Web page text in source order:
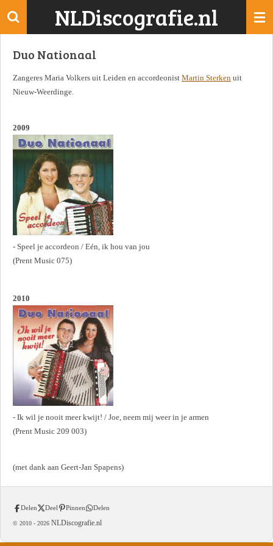
Ga
de
NLDiscografie.nl
Duo Nationaal
Zangeres Maria Volkers uit Leiden en accordeonist Martin Sterken uit
Nieuw-Weerdinge.
2009
- Speel je accordeon / Eén, ik hou van jou
(Prent Music 075)
2010
- Ik wil je nooit meer kwijt! / Joe, neem mij weer in je armen
(Prent Music 209 003)
(met dank aan Geert-Jan Spapens)
Delen Deel Pinnen Delen
© 2010 - 2026 NLDiscografie.nl